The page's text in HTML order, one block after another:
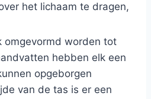
het lichaam te dragen,
omgevormd worden tot
hebben elk een
opgeborgen
van de tas is er een